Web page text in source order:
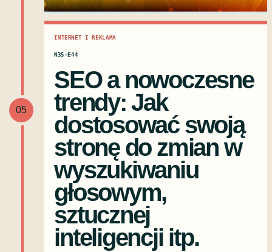
05
INTERNET I REKLAMA
N35·E44
SEO a nowoczesne
trendy: Jak
dostosować swoją
stronę do zmian w
wyszukiwaniu
głosowym,
sztucznej
inteligencji itp.